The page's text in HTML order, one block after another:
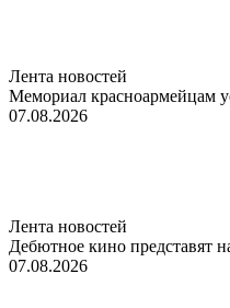
Лента новостей
Мемориал красноармейцам
07.08.2026
Лента новостей
Дебютное кино представят
07.08.2026